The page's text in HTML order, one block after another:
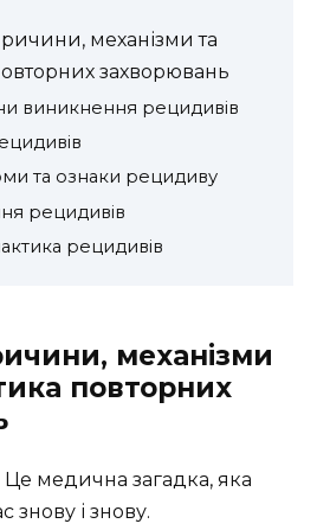
механізми та
захворювань
виникнення рецидивів
та ознаки рецидиву
рецидивів
рецидивів
механізми
повторних
медична загадка, яка
знову і знову.